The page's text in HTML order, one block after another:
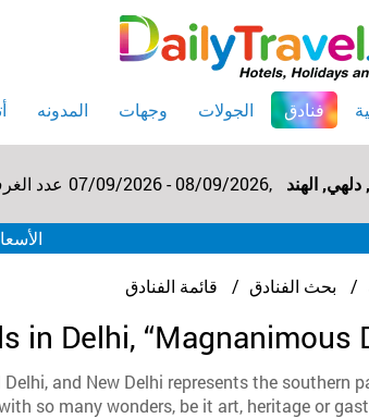
فنادق(current) الجولات وجهات المدونه
دلهي, الهند 07/09/2026 - 08/09/2026, عدد الغرف (1)
بحث الفنادق قائمة الفنادق
in Delhi, “Magnanimous
and New Delhi represents the southern
so many wonders, be it art, heritage or